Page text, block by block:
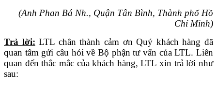
(Anh Phan Bá Nh., Quận Tân Bình, Thành phố Hồ
Chí Minh)
Trả lời: LTL chân thành cảm ơn Quý khách hàng đã
quan tâm gửi câu hỏi về Bộ phận tư vấn của LTL. Liên
quan đến thắc mắc của khách hàng, LTL xin trả lời như
sau: